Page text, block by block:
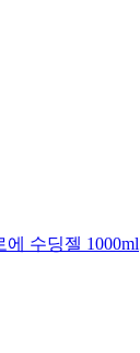
수딩젤 1000ml